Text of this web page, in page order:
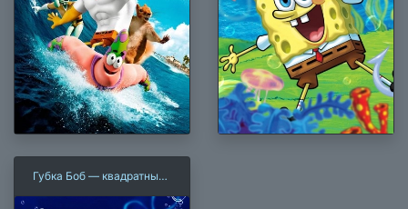
Губка Боб — квадратные